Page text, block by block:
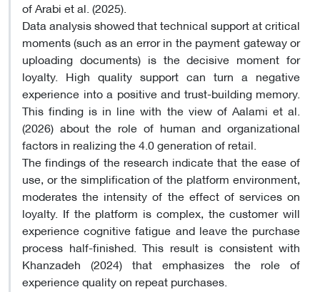
of Arabi et al. (2025).
Data analysis showed that technical support at critical
moments (such as an error in the payment gateway or
uploading documents) is the decisive moment for
loyalty. High quality support can turn a negative
experience into a positive and trust-building memory.
This finding is in line with the view of Aalami et al.
(2026) about the role of human and organizational
factors in realizing the 4.0 generation of retail.
The findings of the research indicate that the ease of
use, or the simplification of the platform environment,
moderates the intensity of the effect of services on
loyalty. If the platform is complex, the customer will
experience cognitive fatigue and leave the purchase
process half-finished. This result is consistent with
Khanzadeh (2024) that emphasizes the role of
experience quality on repeat purchases.